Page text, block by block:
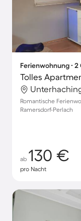
Ferienwohnung ∙ 2
Romantische
Ramersdorf-Perlach
ab 130 €
pro Nacht